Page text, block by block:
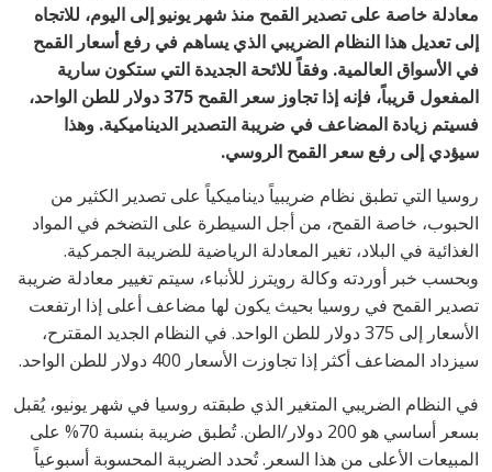
معادلة خاصة على تصدير القمح منذ شهر يونيو إلى اليوم، للاتجاه
إلى تعديل هذا النظام الضريبي الذي يساهم في رفع أسعار القمح
في الأسواق العالمية. وفقاً للائحة الجديدة التي ستكون سارية
المفعول قريباً، فإنه إذا تجاوز سعر القمح 375 دولار للطن الواحد،
فسيتم زيادة المضاعف في ضريبة التصدير الديناميكية. وهذا
سيؤدي إلى رفع سعر القمح الروسي.
روسيا التي تطبق نظام ضريبياً ديناميكياً على تصدير الكثير من
الحبوب، خاصة القمح، من أجل السيطرة على التضخم في المواد
الغذائية في البلاد، تغير المعادلة الرياضية للضريبة الجمركية.
وبحسب خبر أوردته وكالة رويترز للأنباء، سيتم تغيير معادلة ضريبة
تصدير القمح في روسيا بحيث يكون لها مضاعف أعلى إذا ارتفعت
الأسعار إلى 375 دولار للطن الواحد. في النظام الجديد المقترح،
سيزداد المضاعف أكثر إذا تجاوزت الأسعار 400 دولار للطن الواحد.
في النظام الضريبي المتغير الذي طبقته روسيا في شهر يونيو، يُقبل
بسعر أساسي هو 200 دولار/الطن. تُطبق ضريبة بنسبة 70% على
المبيعات الأعلى من هذا السعر. تُحدد الضريبة المحسوبة أسبوعياً